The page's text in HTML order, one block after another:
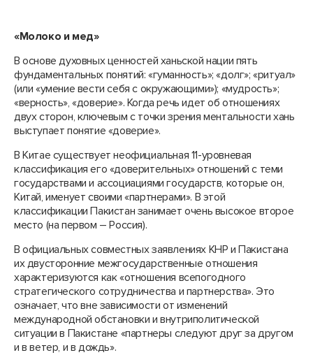
«Молоко и мед»
В основе духовных ценностей ханьской нации пять
фундаментальных понятий: «гуманность»; «долг»; «ритуал»
(или «умение вести себя с окружающими»); «мудрость»;
«верность», «доверие». Когда речь идет об отношениях
двух сторон, ключевым с точки зрения ментальности хань
выступает понятие «доверие».
В Китае существует неофициальная 11-уровневая
классификация его «доверительных» отношений с теми
государствами и ассоциациями государств, которые он,
Китай, именует своими «партнерами». В этой
классификации Пакистан занимает очень высокое второе
место (на первом – Россия).
В официальных совместных заявлениях КНР и Пакистана
их двусторонние межгосударственные отношения
характеризуются как «отношения всепогодного
стратегического сотрудничества и партнерства». Это
означает, что вне зависимости от изменений
международной обстановки и внутриполитической
ситуации в Пакистане «партнеры следуют друг за другом
и в ветер, и в дождь».